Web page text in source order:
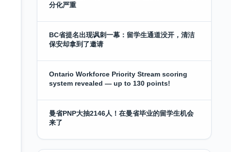
分化严重
BC省提名出现讽刺一幕：留学生通道没开，清洁
保安却拿到了邀请
Ontario Workforce Priority Stream scoring
system revealed — up to 130 points!
曼省PNP大抽2146人！在曼省毕业的留学生机会
来了